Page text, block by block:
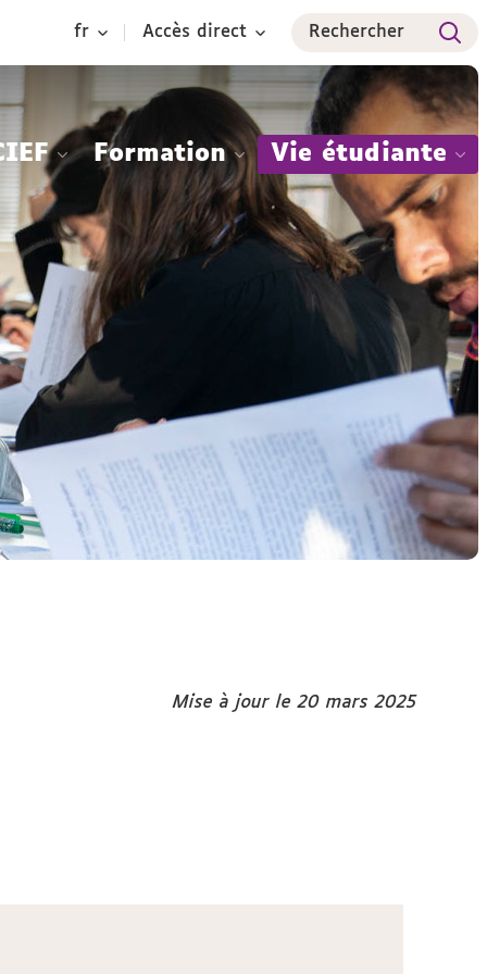
fr Accès direct Rechercher
Formation Vie étudiante
Mise à jour le 20 mars 2025